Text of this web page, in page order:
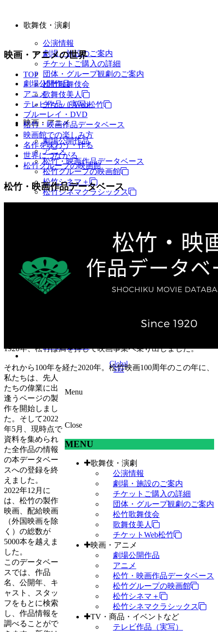
歌舞伎・演劇
公演情報
劇場・施設のご案内
チケットご購入の詳細
団体・グループ観劇のご案内
松竹歌舞伎会
歌舞伎美人
チケットWeb松竹
映画・アニメ
劇場公開作品
アニメ
松竹・映画作品データベース
松竹グループの映画館
松竹シネマ＋
松竹シネマクラシックス
松竹ストア（通販サイト）
ゲーム事業（English）
企業情報
会社案内
Global
Site
Menu
Close
MENU
歌舞伎・演劇
公演情報
劇場・施設のご案内
チケットご購入の詳細
団体・グループ観劇のご案内
松竹歌舞伎会
歌舞伎美人
チケットWeb松竹
映画・アニメ
劇場公開作品
アニメ
松竹・映画作品データベース
松竹グループの映画館
松竹シネマ＋
松竹シネマクラシックス
TV・商品・イベントなど
テレビ作品（実写）
映画・アニメの世界
TOP
劇場公開作品
アニメ
テレビ作品（実写）
ブルーレイ・DVD
松竹・映画作品データベース
映画館での楽しみ方
名作を味わう・作る
世界につながる
松竹グループの映画館
松竹・映画作品データベース
1920年、松竹は満を持して映画事業へ乗り出しました。
それから100年を経た2020年。松竹映画100周年のこの年に、
私たちは、先人
たちの偉業に出
逢うページの製
作を開始しまし
た。そして2022
年5月、現時点で
資料を集められ
た全作品の情報
の本データベー
スへの登録を終
えました。
2022年12月に
は、松竹の製作
映画、配給映画
（外国映画を除
く）の総数が
5000本を越えま
した。
このデータベー
スでは、作品
名、公開年、キ
ャスト、スタッ
フをもとに検索
し、作品情報を
調べることがで